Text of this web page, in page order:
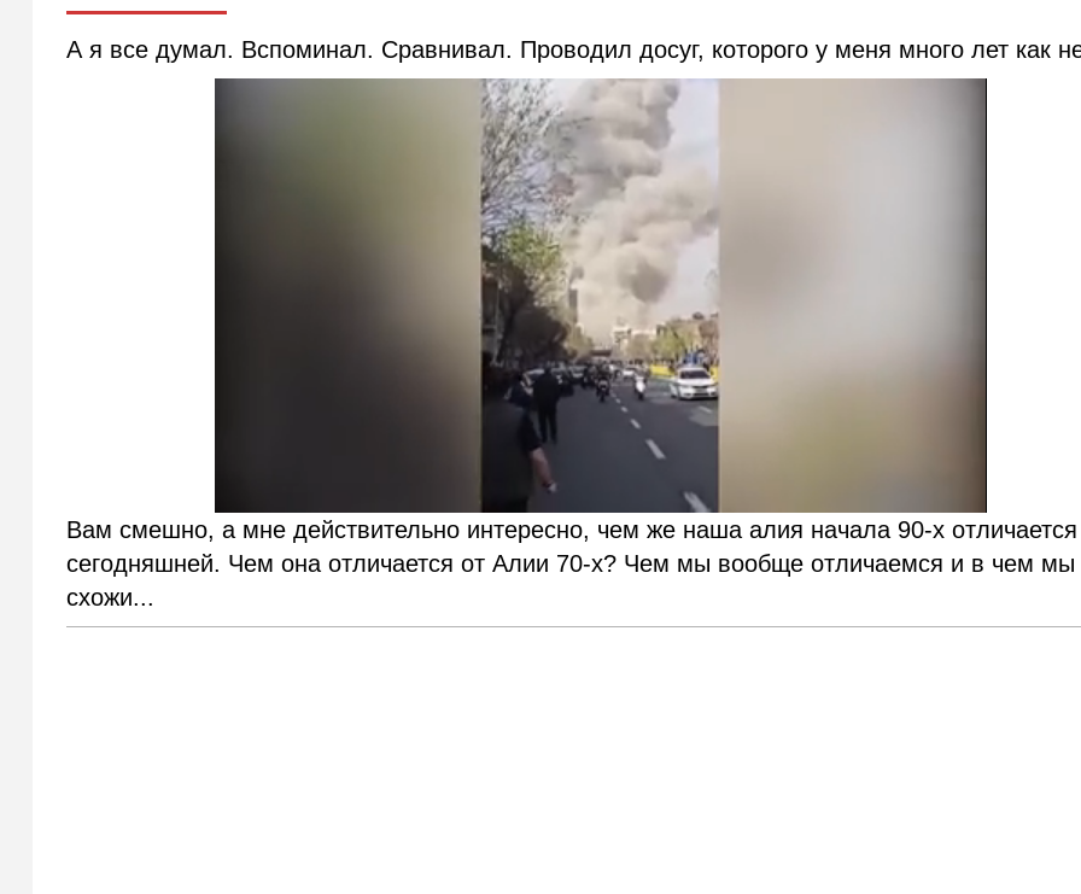
А я все думал. Вспоминал. Сравнивал. Проводил досуг, которого у меня много лет как
Вам смешно, а мне действительно интересно, чем же наша алия начала 90-х отличается
сегодняшней. Чем она отличается от Алии 70-х? Чем мы вообще отличаемся и в чем мы
схожи...